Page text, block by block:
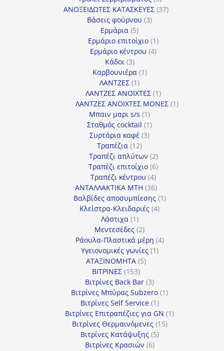
προϊόντα
ΑΝΟΞΕΙΔΩΤΕΣ ΚΑΤΑΣΚΕΥΕΣ 3737
Βάσεις φούρνου 33
Ερμάρια 55
προϊόντα
Ερμάριο επιτοίχιο 11
προϊόν
Ερμάριο κέντρου 44
Κάδοι 33
προϊόντα
Καρβουνιέρα 11
ΛΑΝΤΖΕΣ 11
προϊόν
ΛΑΝΤΖΕΣ ΑΝΟΙΧΤΕΣ 11
προϊόν
ΛΑΝΤΖΕΣ ΑΝΟΙΧΤΕΣ ΜΟΝΕΣ 11
Μπαιν μαρι s/s 11
προϊόν
Σταθμός cocktail 11
Συρτάρια καφέ 33
Τραπέζια 1212
προϊόντα
Τραπέζι απλύτων 22
προϊόντα
Τραπέζι επιτοίχιο 66
προϊόντα
Τραπέζι κέντρου 44
προϊόντα
ΑΝΤΑΛΛΑΚΤΙΚΑ MTH 3636
προϊόντα
Βαλβίδες αποσυμπίεσης 11
Κλείστρα-Κλειδαριές 44
Λάστιχα 11
προϊόν
Μεντεσέδες 22
προϊόντα
Ράουλα-Πλαστικά μέρη 44
Υγειονομικές γωνίες 11
ΑΤΑΞΙΝΟΜΗΤΑ 55
ΒΙΤΡΙΝΕΣ 153153
προϊόντα
Βιτρίνες Back Bar 33
προϊόντα
Βιτρίνες Mπύρας Subzero 11
Βιτρίνες Self Service 11
προϊόν
Βιτρίνες Επιτραπέζιες για GN 11
Βιτρίνες Θερμαινόμενες 1515
Βιτρίνες Κατάψυξης 55
Βιτρίνες Κρασιών 66